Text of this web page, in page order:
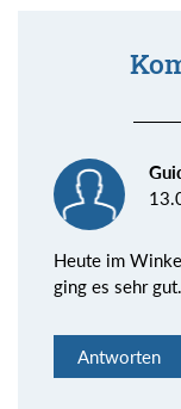
Heute im
ging es sehr gut.
Antworten